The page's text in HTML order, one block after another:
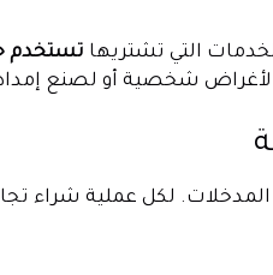
التي تشتريها تستخدم
لأغراض شخصية أو لصنع
المدخلات. لكل عملية شراء